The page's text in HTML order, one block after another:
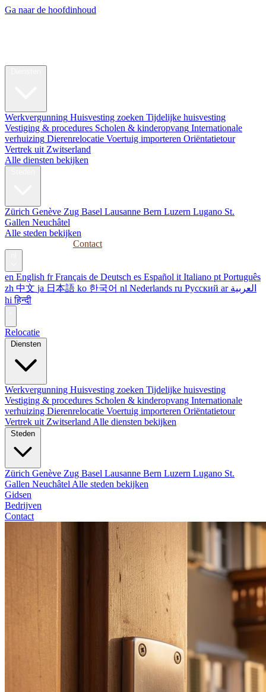
Ga naar de hoofdinhoud
Werkvergunning Huisvesting zoeken Tijdelijke huisvesting
Vestiging & procedures Scholen & kinderopvang Internationale
verhuizing Dierenrelocatie Voertuig importeren Oriëntatietour
Vertrek uit Zwitserland
Alle diensten bekijken
Zürich Genève Zug Basel Lausanne Bern Luzern Lugano St.
Gallen Neuchâtel
Alle steden bekijken
Contact
en English fr Français de Deutsch es Español it Italiano pt Português
zh 中文 ja 日本語 ko 한국어 nl Nederlands ru Русский ar العربية
hi हिन्दी
Relocatie
Diensten
Werkvergunning Huisvesting zoeken Tijdelijke huisvesting
Vestiging & procedures Scholen & kinderopvang Internationale
verhuizing Dierenrelocatie Voertuig importeren Oriëntatietour
Vertrek uit Zwitserland Alle diensten bekijken
Steden
Zürich Genève Zug Basel Lausanne Bern Luzern Lugano St.
Gallen Neuchâtel Alle steden bekijken
Gidsen
Bedrijven
Contact